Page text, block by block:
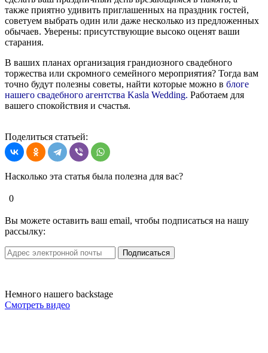
также приятно удивить приглашенных на праздник гостей,
советуем выбрать один или даже несколько из предложенных
обычаев. Уверены: присутствующие высоко оценят ваши
старания.
В ваших планах организация грандиозного свадебного
торжества или скромного семейного мероприятия? Тогда вам
точно будут полезны советы, найти которые можно в блоге
нашего свадебного агентства Kasla Wedding. Работаем для
вашего спокойствия и счастья.
Поделиться статьей:
Насколько эта статья была полезна для вас?
0
Вы можете оставить ваш email, чтобы подписаться на нашу
рассылку:
Немного нашего backstage
Смотреть видео